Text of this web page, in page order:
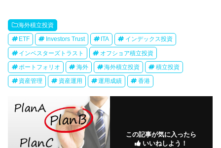
海外積立投資
ETF Investors Trust ITA インデックス投資
インベスターズトラスト オフショア積立投資
ポートフォリオ 海外 海外積立投資 積立投資
資産管理 資産運用 運用成績 香港
この記事が気に入ったら
いいねしよう！